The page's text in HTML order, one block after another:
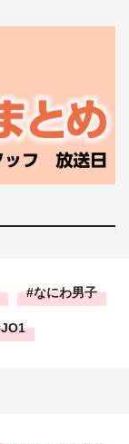
なにわ男子
JO1